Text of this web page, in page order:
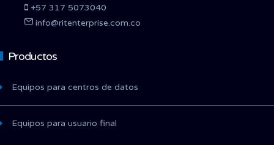
+57 317 5073040
info@ritenterprise.com.co
Productos
Equipos para centros de datos
Equipos para usuario final